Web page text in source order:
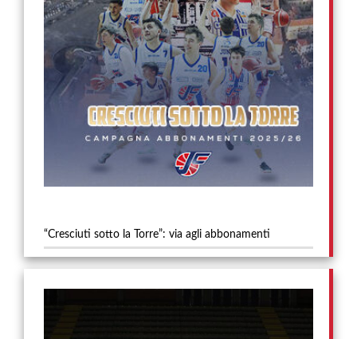
“Cresciuti sotto la Torre”: via agli abbonamenti